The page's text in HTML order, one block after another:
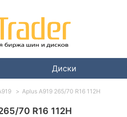
Диски
70 R16 112H
Aplus A919 265/70 R16 112H